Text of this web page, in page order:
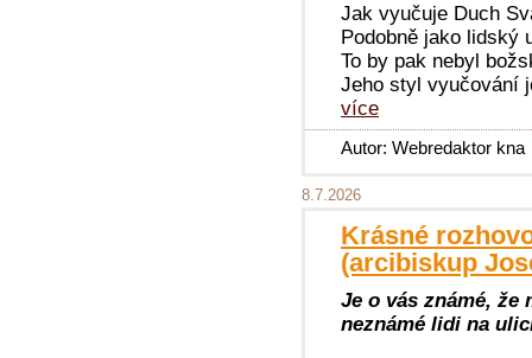
Jak vyučuje Duch
Podobně jako lidský
To by pak nebyl
Jeho styl vyučování
více
Autor: Webredaktor kna
8.7.2026
Krásné
(arcibiskup
Je o vás známé, že
neznámé lidi na